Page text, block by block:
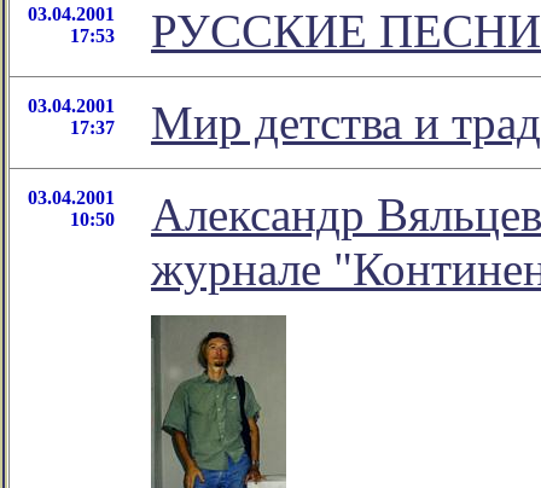
03.04.2001
17:53
РУССКИЕ
03.04.2001
17:37
Мир детства и
03.04.2001
10:50
Александр
журнале